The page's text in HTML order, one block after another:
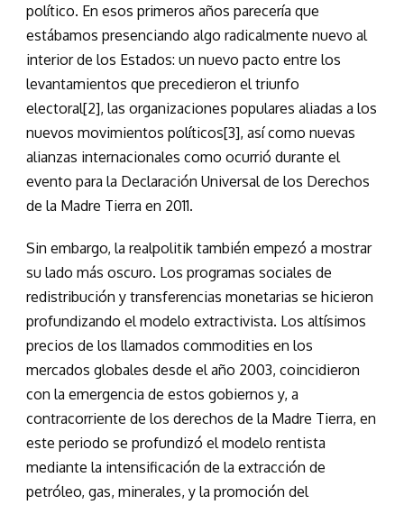
político. En esos primeros años parecería que
estábamos presenciando algo radicalmente nuevo al
interior de los Estados: un nuevo pacto entre los
levantamientos que precedieron el triunfo
electoral[2], las organizaciones populares aliadas a los
nuevos movimientos políticos[3], así como nuevas
alianzas internacionales como ocurrió durante el
evento para la Declaración Universal de los Derechos
de la Madre Tierra en 2011.
Sin embargo, la realpolitik también empezó a mostrar
su lado más oscuro. Los programas sociales de
redistribución y transferencias monetarias se hicieron
profundizando el modelo extractivista. Los altísimos
precios de los llamados commodities en los
mercados globales desde el año 2003, coincidieron
con la emergencia de estos gobiernos y, a
contracorriente de los derechos de la Madre Tierra, en
este periodo se profundizó el modelo rentista
mediante la intensificación de la extracción de
petróleo, gas, minerales, y la promoción del